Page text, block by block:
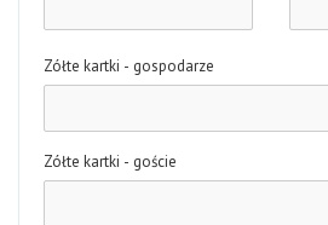
Zółte kartki - gospodarze
Zółte kartki - goście